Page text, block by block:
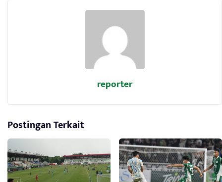
reporter
Postingan Terkait